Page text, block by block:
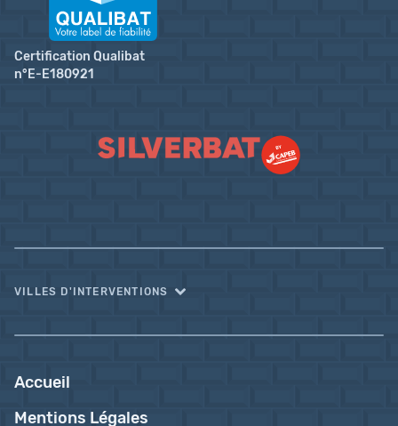
Certification Qualibat
n°E-E180921
VILLES D'INTERVENTIONS
Accueil
Mentions Légales